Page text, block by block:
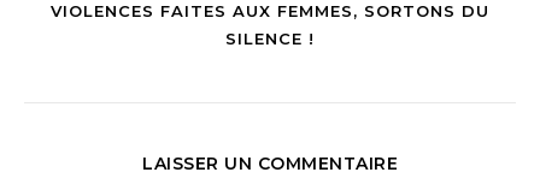
VIOLENCES FAITES AUX FEMMES, SORTONS DU
SILENCE !
LAISSER UN COMMENTAIRE